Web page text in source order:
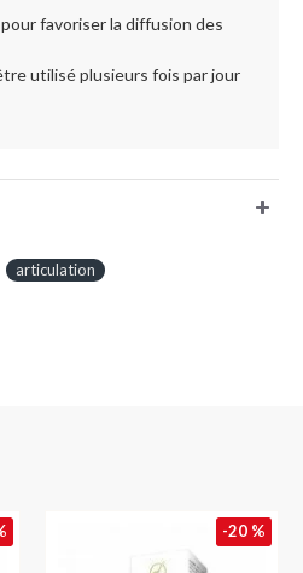
favoriser la diffusion des
utilisé plusieurs fois par jour
articulation
-20 %